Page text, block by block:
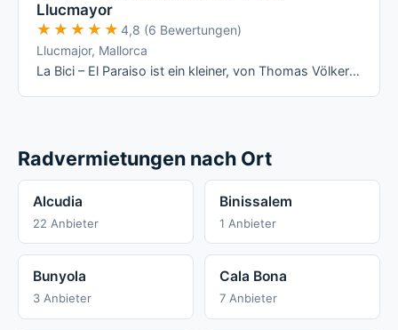
Llucmayor
★★★★★
★★★★★ 4,8 (6 Bewertungen)
Llucmajor, Mallorca
La Bici – El Paraiso ist ein kleiner, von Thomas Völker persönlich geführter Radverleih in Llucmajor mit Fokus auf Focus-Räder (Rennrad, …
Radvermietungen nach Ort
Alcudia
22 Anbieter
Binissalem
1 Anbieter
Bunyola
3 Anbieter
Cala Bona
7 Anbieter